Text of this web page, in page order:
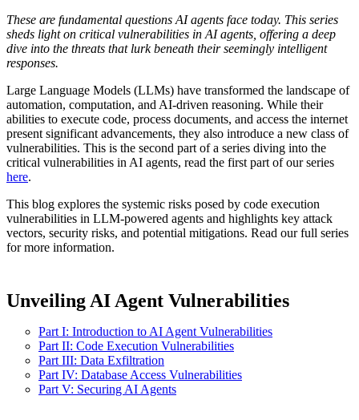
These are fundamental questions AI agents face today. This series
sheds light on critical vulnerabilities in AI agents, offering a deep
dive into the threats that lurk beneath their seemingly intelligent
responses.
Large Language Models (LLMs) have transformed the landscape of
automation, computation, and AI-driven reasoning. While their
abilities to execute code, process documents, and access the internet
present significant advancements, they also introduce a new class of
vulnerabilities. This is the second part of a series diving into the
critical vulnerabilities in AI agents, read the first part of our series
here.
This blog explores the systemic risks posed by code execution
vulnerabilities in LLM-powered agents and highlights key attack
vectors, security risks, and potential mitigations. Read our full series
for more information.
Unveiling AI Agent Vulnerabilities
Part I: Introduction to AI Agent Vulnerabilities
Part II: Code Execution Vulnerabilities
Part III: Data Exfiltration
Part IV: Database Access Vulnerabilities
Part V: Securing AI Agents